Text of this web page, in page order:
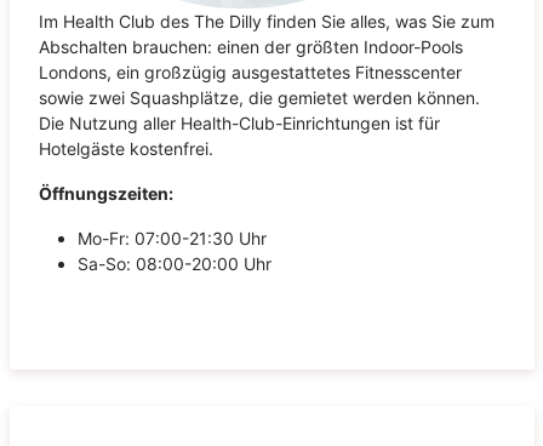
Im Health Club des The Dilly finden Sie alles, was Sie zum
Abschalten brauchen: einen der größten Indoor-Pools
Londons, ein großzügig ausgestattetes Fitnesscenter
sowie zwei Squashplätze, die gemietet werden können.
Die Nutzung aller Health-Club-Einrichtungen ist für
Hotelgäste kostenfrei.
Öffnungszeiten:
Mo-Fr: 07:00-21:30 Uhr
Sa-So: 08:00-20:00 Uhr